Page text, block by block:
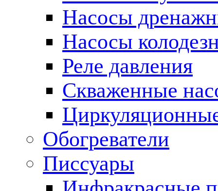
Насосы
Насосы
Реле давления
Скваженные
Обогреватели
Писсуары